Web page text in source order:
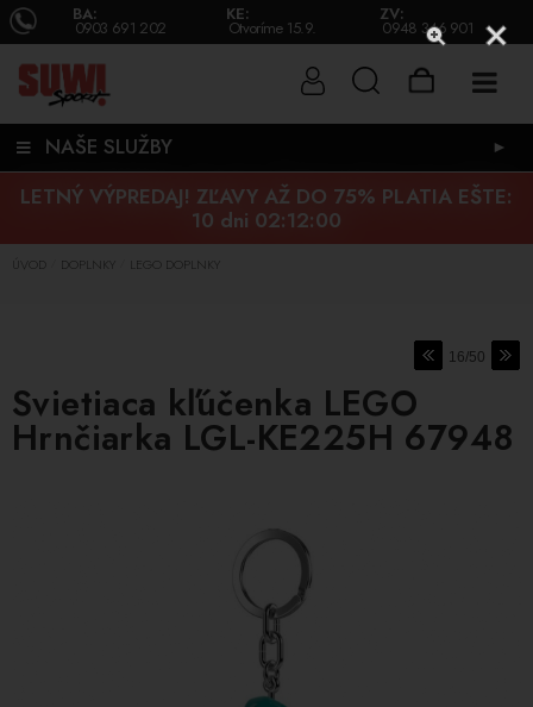
BA:
0903 691 202
KE:
Otvoríme 15.9.
ZV:
0948 346 901
NAŠE SLUŽBY ►
LETNÝ VÝPREDAJ! ZĽAVY AŽ DO 75% PLATIA EŠTE:
10 dni 02:11:59
ÚVOD DOPLNKY LEGO DOPLNKY
16/50
Svietiaca kľúčenka LEGO
Hrnčiarka LGL-KE225H 67948